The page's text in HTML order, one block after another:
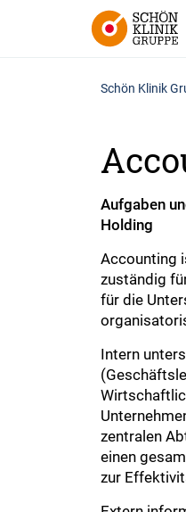
Schön Klinik
Aufgaben
Holding
Accounting
zuständig
für die
Intern
zentralen
einen
zur